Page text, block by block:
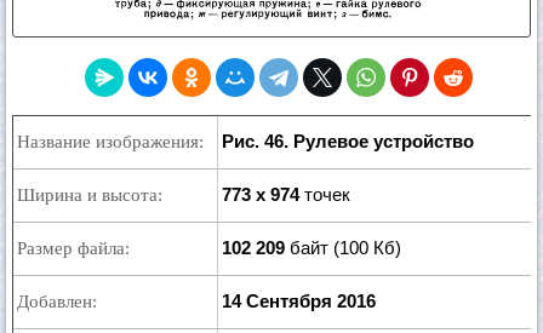
Название изображения: Рис. 46. Рулевое устройство
Ширина и высота: 773 x 974точек
Размер файла: 102 209 байт (100 Кб)
Добавлен: 14 Сентября 2016